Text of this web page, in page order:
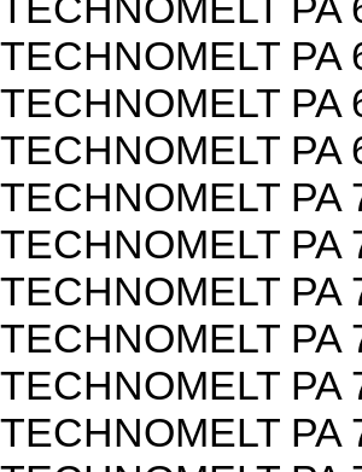
TECHNOMELT PA
TECHNOMELT PA
TECHNOMELT PA
TECHNOMELT PA
TECHNOMELT PA
TECHNOMELT PA
TECHNOMELT PA
TECHNOMELT PA
TECHNOMELT PA